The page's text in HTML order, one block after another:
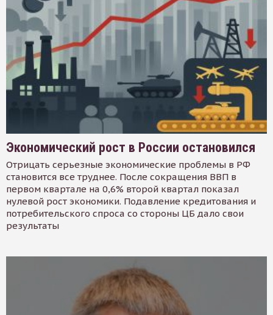
Экономический рост в России остановился
Отрицать серьезные экономические проблемы в РФ
становится все труднее. После сокращения ВВП в
первом квартале на 0,6% второй квартал показал
нулевой рост экономики. Подавление кредитования и
потребительского спроса со стороны ЦБ дало свои
результаты